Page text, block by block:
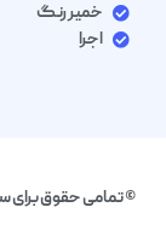
خمیر رنگ
اجرا
© تمامی حقوق